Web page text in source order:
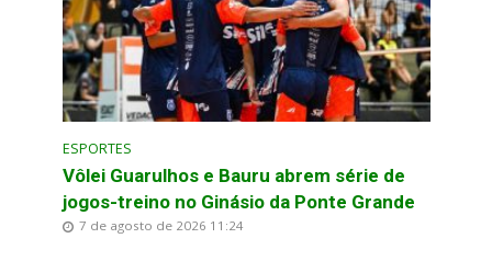
ESPORTES
Vôlei Guarulhos e Bauru abrem série de
jogos-treino no Ginásio da Ponte Grande
7 de agosto de 2026 11:24